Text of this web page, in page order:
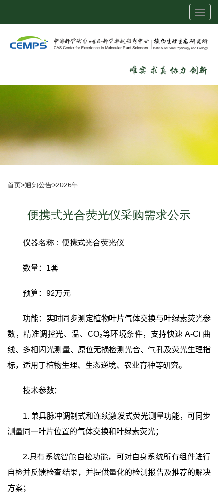
首页>通知公告>2026年
便携式光合荧光仪采购需求公示
仪器名称：便携式光合荧光仪
数量： 1套
预算： 92万元
功能：实时同步测定植物叶片气体交换与叶绿素荧光参
数，精准调控光、温、CO₂等环境条件，支持快速A-Ci 曲
线、多相闪光测量、原位无损检测光合、气孔及荧光生理指
标，适用于植物生理、生态逆境、农业育种等研究。
技术参数：
1.兼具脉冲调制式和连续激发式荧光测量功能，可同步
测量同一叶片位置的气体交换和叶绿素荧光；
2.具有系统智能自检功能，可对自身系统所有组件进行
自检并反馈检查结果，并提供量化的检测报告及推荐的解决
方案；